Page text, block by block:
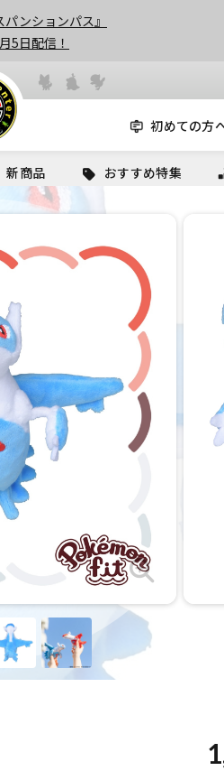
パンションパス』
5日配信！
初めての方
新商品 おすすめ特集